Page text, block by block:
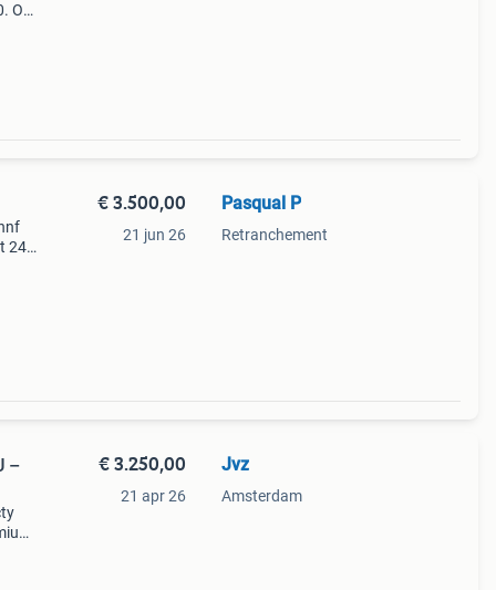
Op
240
€ 3.500,00
21 jun 26
Pasqual P
Retranchement
– € 3.250,00
21 apr 26
Jvz
Amsterdam